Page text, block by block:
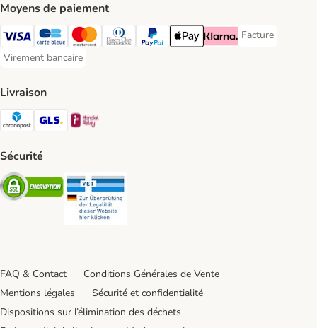
Moyens de paiement
Visa Payment Method
carte bleue Payment Method
Master Card Payment Method
Diners Club Payment Method
Paypal Payment Method
Apple Pay Payment Method
Klarna Payment Method
Facture
Facture
Virement bancaire
Virement bancaire Payment Method
Livraison
Chronopost Shipping Method
GLS Shipping Method
Sécurité
Security
FAQ & Contact
Conditions Générales de Vente
Mentions légales
Sécurité et confidentialité
Dispositions sur l’élimination des déchets